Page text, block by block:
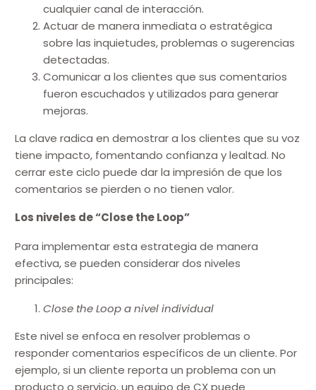
cualquier canal de interacción.
Actuar de manera inmediata o estratégica
sobre las inquietudes, problemas o sugerencias
detectadas.
Comunicar a los clientes que sus comentarios
fueron escuchados y utilizados para generar
mejoras.
La clave radica en demostrar a los clientes que su voz
tiene impacto, fomentando confianza y lealtad. No
cerrar este ciclo puede dar la impresión de que los
comentarios se pierden o no tienen valor.
Los niveles de “Close the Loop”
Para implementar esta estrategia de manera
efectiva, se pueden considerar dos niveles
principales:
Close the Loop a nivel individual
Este nivel se enfoca en resolver problemas o
responder comentarios específicos de un cliente. Por
ejemplo, si un cliente reporta un problema con un